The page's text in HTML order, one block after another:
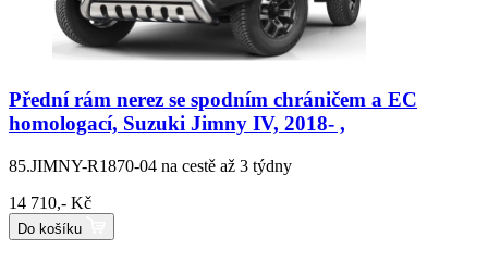
Přední rám nerez se spodním chráničem a EC
homologací, Suzuki Jimny IV, 2018- ,
85.JIMNY-R1870-04 na cestě až 3 týdny
14 710,- Kč
Do košíku